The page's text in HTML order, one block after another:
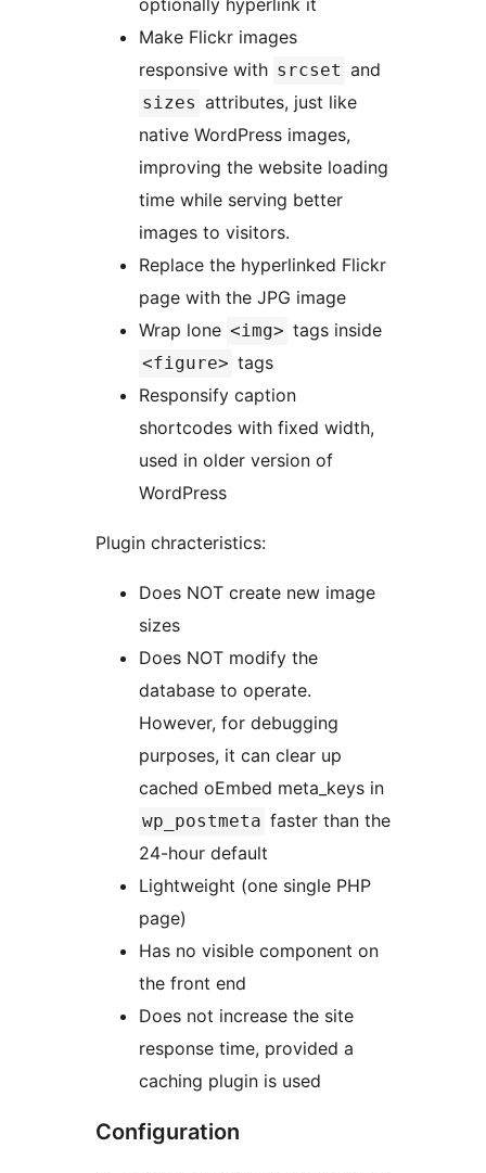
optionally hyperlink it
Make Flickr images
responsive with srcset and
sizes attributes, just like
native WordPress images,
improving the website loading
time while serving better
images to visitors.
Replace the hyperlinked Flickr
page with the JPG image
Wrap lone <img> tags inside
<figure> tags
Responsify caption
shortcodes with fixed width,
used in older version of
WordPress
Plugin chracteristics:
Does NOT create new image
sizes
Does NOT modify the
database to operate.
However, for debugging
purposes, it can clear up
cached oEmbed meta_keys in
wp_postmeta faster than the
24-hour default
Lightweight (one single PHP
page)
Has no visible component on
the front end
Does not increase the site
response time, provided a
caching plugin is used
Configuration